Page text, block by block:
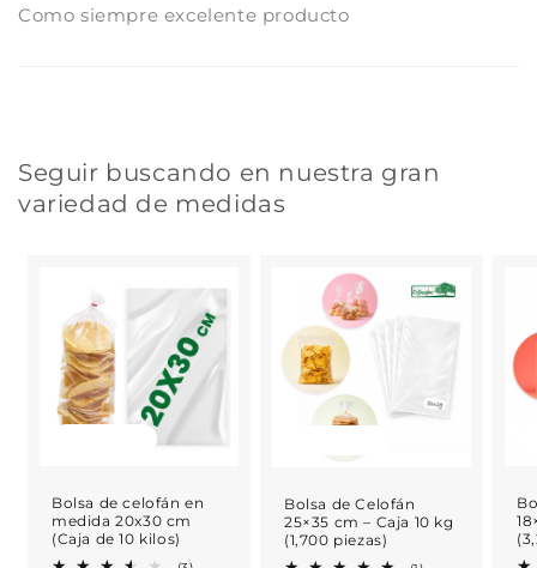
Como siempre excelente producto
Seguir buscando en nuestra gran
variedad de medidas
Bolsa de celofán en
medida 20x30 cm
(Caja de 10 kilos)
Bolsa de Celofán
25×35 cm – Caja 10 kg
(1,700 piezas)